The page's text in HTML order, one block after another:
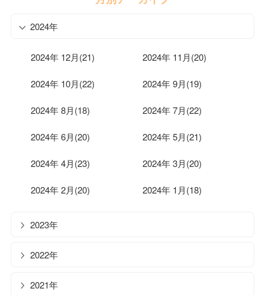
2024年
2024年 12月(21) 2024年 11月(20)
2024年 10月(22) 2024年 9月(19)
2024年 8月(18) 2024年 7月(22)
2024年 6月(20) 2024年 5月(21)
2024年 4月(23) 2024年 3月(20)
2024年 2月(20) 2024年 1月(18)
2023年
2022年
2021年